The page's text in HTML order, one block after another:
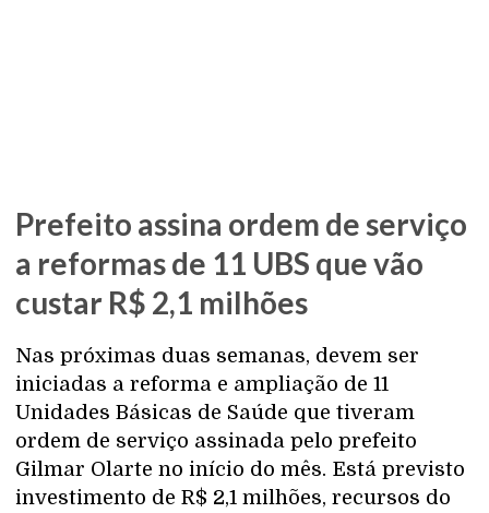
Prefeito assina ordem de serviço
a reformas de 11 UBS que vão
custar R$ 2,1 milhões
Nas próximas duas semanas, devem ser
iniciadas a reforma e ampliação de 11
Unidades Básicas de Saúde que tiveram
ordem de serviço assinada pelo prefeito
Gilmar Olarte no início do mês. Está previsto
investimento de R$ 2,1 milhões, recursos do